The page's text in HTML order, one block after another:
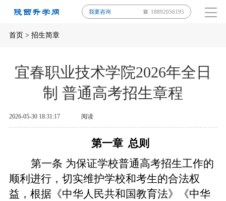
我要咨询 18892056195
首页> 招生简章
宜春职业技术学院2026年全日
制 普通高考招生章程
2026-05-30 18:31:17 阅读
第一章 总则
第一条 为保证学校普通高考招生工作的
顺利进行，切实维护学校和考生的合法权
益，根据《中华人民共和国教育法》《中华